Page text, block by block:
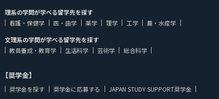
理系の学問が学べる留学先を探す
看護・保健学
医・歯学 薬学 理学 工学
農・水産学
文理系の学問が学べる留学先を探す
教員養成・教育学
生活科学 芸術学 総合科学
【奨学金】
奨学金を探す 奨学金に応募する JAPAN STUDY SUPPORT奨学金